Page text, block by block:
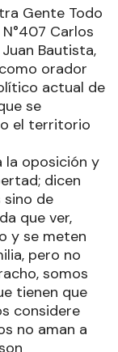
Gente Todo
N°407 Carlos
Bautista,
orador
actual de
se
el territorio
la oposición y
dicen
de
que ver,
y se meten
pero no
somos
tienen que
considere
no aman a